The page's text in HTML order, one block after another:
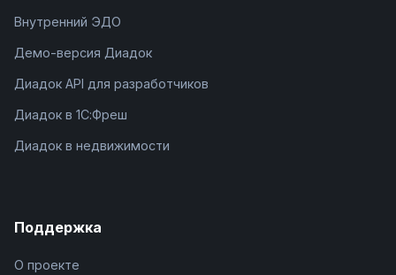
Внутренний ЭДО
Демо-версия Диадок
Диадок API для разработчиков
Диадок в 1С:Фреш
Диадок в недвижимости
Поддержка
О проекте